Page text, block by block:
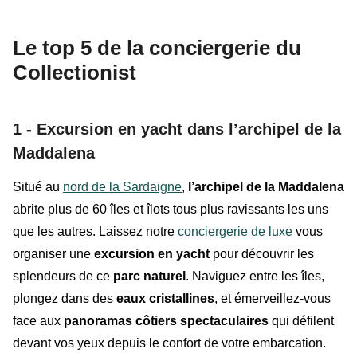
Le top 5 de la conciergerie du
Collectionist
1 - Excursion en yacht dans l’archipel de la
Maddalena
Situé au nord de la Sardaigne, l’archipel de la Maddalena
abrite plus de 60 îles et îlots tous plus ravissants les uns
que les autres. Laissez notre conciergerie de luxe vous
organiser une excursion en yacht pour découvrir les
splendeurs de ce parc naturel . Naviguez entre les îles,
plongez dans des eaux cristallines, et émerveillez-vous
face aux panoramas côtiers spectaculaires qui défilent
devant vos yeux depuis le confort de votre embarcation.